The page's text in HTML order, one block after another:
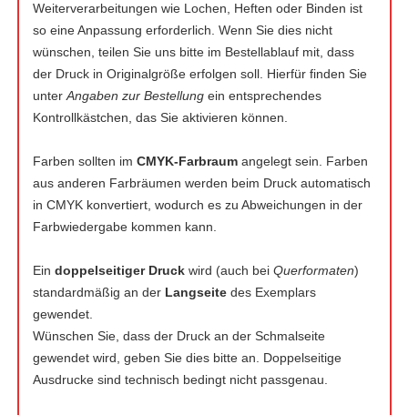
Weiterverarbeitungen wie Lochen, Heften oder Binden ist
so eine Anpassung erforderlich. Wenn Sie dies nicht
wünschen, teilen Sie uns bitte im Bestellablauf mit, dass
der Druck in Originalgröße erfolgen soll. Hierfür finden Sie
unterAngaben zur Bestellungein entsprechendes
Kontrollkästchen, das Sie aktivieren können.
Farben sollten im CMYK-Farbraumangelegt sein. Farben
aus anderen Farbräumen werden beim Druck automatisch
in CMYK konvertiert, wodurch es zu Abweichungen in der
Farbwiedergabe kommen kann.
Ein doppelseitiger Druckwird (auch bei Querformaten)
standardmäßig an der Langseitedes Exemplars
gewendet.
Wünschen Sie, dass der Druck an der Schmalseite
gewendet wird, geben Sie dies bitte an. Doppelseitige
Ausdrucke sind technisch bedingt nicht passgenau.